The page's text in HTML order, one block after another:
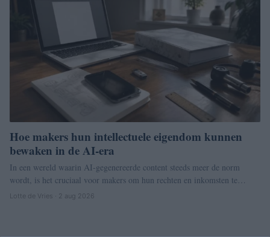
Hoe makers hun intellectuele eigendom kunnen
bewaken in de AI-era
In een wereld waarin AI-gegenereerde content steeds meer de norm
wordt, is het cruciaal voor makers om hun rechten en inkomsten te…
Lotte de Vries · 2 aug 2026